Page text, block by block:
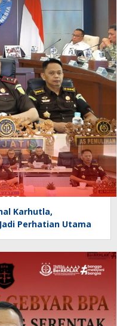
Karhutla,
Perhatian Utama